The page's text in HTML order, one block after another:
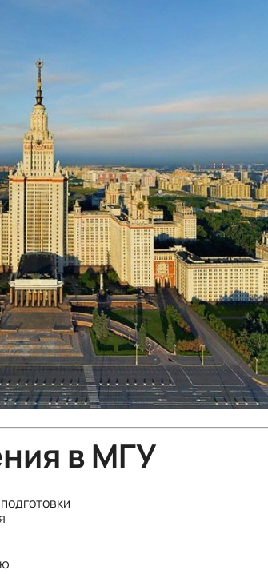
в МГУ